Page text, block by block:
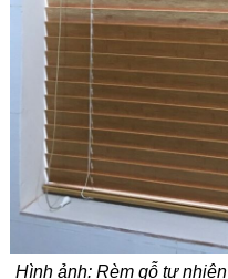
Hình ảnh: Rèm gỗ tự nhiên